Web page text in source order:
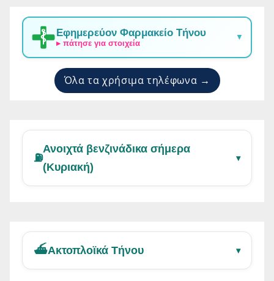
Εφημερεύον Φαρμακείο Τήνου
▸ πάτησε για στοιχεία
▼
Όλα τα χρήσιμα τηλέφωνα →
⛽
Ανοιχτά βενζινάδικα σήμερα
(Κυριακή)
▾
⛴️Ακτοπλοϊκά Τήνου ▾